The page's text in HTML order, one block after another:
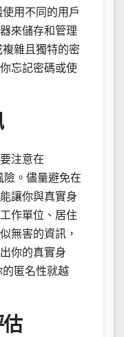
用不同的用戶
來儲存和管理
雜且獨特的密
忘記密碼或使
注意在
險。儘量避免在
讓你與真實身
作單位、居住
無害的資訊，
你的真實身
匿名性就越